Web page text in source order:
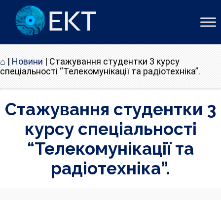
⌂ | Новини | Стажування студентки 3 курсу
спеціальності “Телекомунікації та радіотехніка”.
Стажування студентки 3
курсу спеціальності
“Телекомунікації та
радіотехніка”.